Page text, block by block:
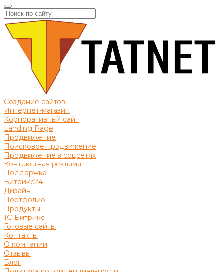
Создание сайтов
Интернет-магазин
Корпоративный сайт
Landing Page
Продвижение
Поисковое продвижение
Продвижение в соцсетях
Контекстная реклама
Поддержка
Битрикс24
Дизайн
Портфолио
Продукты
1С-Битрикс
Готовые сайты
Контакты
О компании
Отзывы
Блог